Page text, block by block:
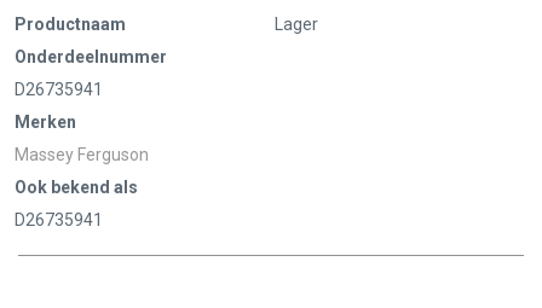
Productnaam
Lager
Onderdeelnummer
D26735941
Merken
Massey Ferguson
Ook bekend als
D26735941